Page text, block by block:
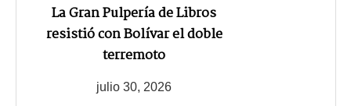
La Gran Pulpería de Libros
resistió con Bolívar el doble
terremoto
julio 30, 2026